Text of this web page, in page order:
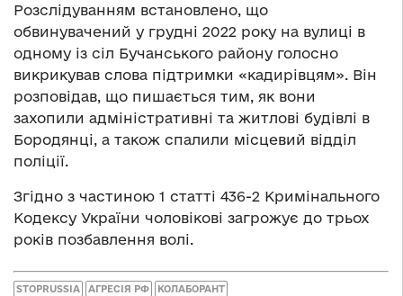
Розслідуванням встановлено, що
обвинувачений у грудні 2022 року на вулиці в
одному із сіл Бучанського району голосно
викрикував слова підтримки «кадирівцям». Він
розповідав, що пишається тим, як вони
захопили адміністративні та житлові будівлі в
Бородянці, а також спалили місцевий відділ
поліції.
Згідно з частиною 1 статті 436-2 Кримінального
Кодексу України чоловікові загрожує до трьох
років позбавлення волі.
STOPRUSSIA АГРЕСІЯ РФ КОЛАБОРАНТ